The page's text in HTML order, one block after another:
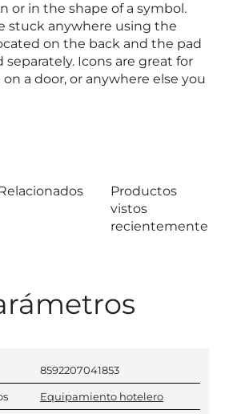
or in the shape of a symbol.
stuck anywhere using the
on the back and the pad
Icons are great for
a door, or anywhere else you
Productos
vistos
recientemente
8592207041853
Equipamiento hotelero